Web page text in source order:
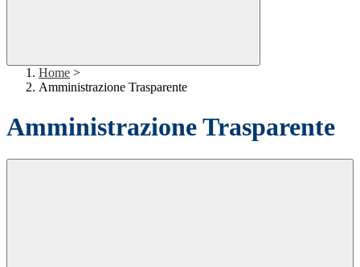
Home >
Amministrazione Trasparente
Amministrazione Trasparente